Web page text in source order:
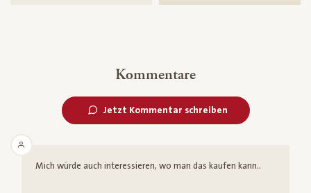
Kommentare
Jetzt Kommentar schreiben
Mich würde auch interessieren, wo man das kaufen kann..